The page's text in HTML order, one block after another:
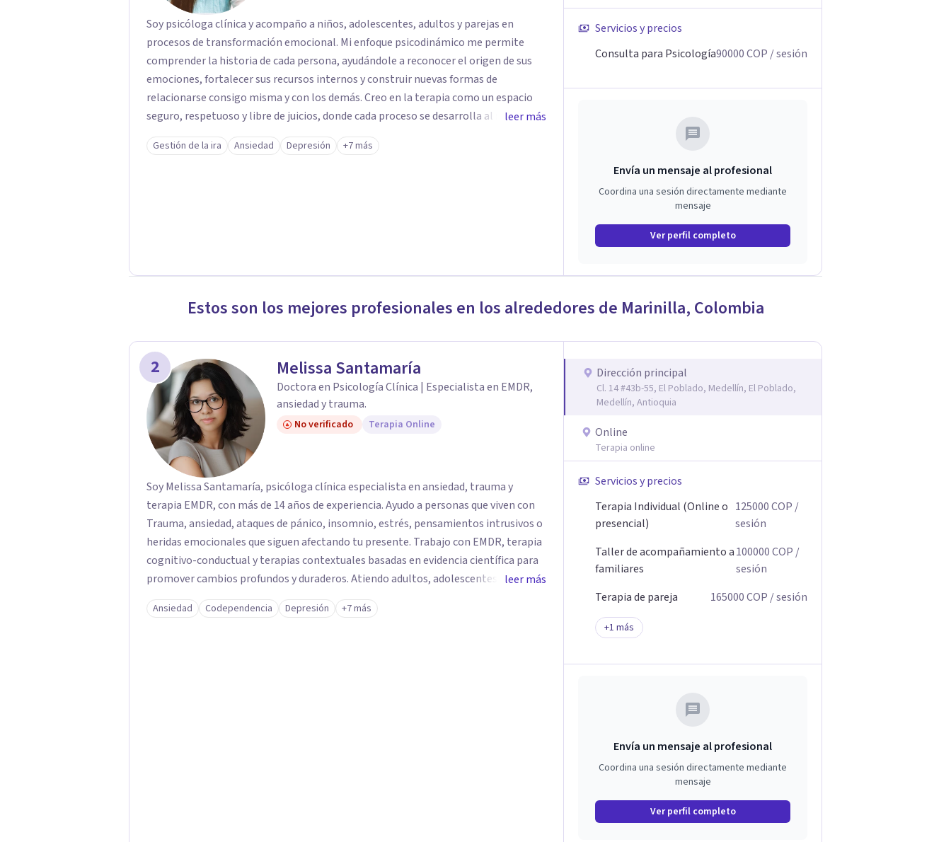
Soy psicóloga clínica y acompaño a niños, adolescentes, adultos y parejas en
procesos de transformación emocional. Mi enfoque psicodinámico me permite
comprender la historia de cada persona, ayudándole a reconocer el origen de sus
emociones, fortalecer sus recursos internos y construir nuevas formas de
relacionarse consigo misma y con los demás. Creo en la terapia como un espacio
seguro, respetuoso y libre de juicios, donde cada proceso se desarrolla al ritmo de
quien consulta. Mi propósito es acompañarte a navegar tus dificultades, encontrar
sentido a tu experiencia y favorecer un mayor bienestar emocional.
leer más
Gestión de la ira Ansiedad Depresión +7 más
Servicios y precios
Consulta para Psicología90000COP / sesión
Envía un mensaje al profesional
Coordina una sesión directamente mediante
mensaje
Ver perfil completo
Estos son los mejores profesionales en los alrededores de Marinilla, Colombia
2 Melissa Santamaría
Doctora en Psicología Clínica | Especialista en EMDR,
ansiedad y trauma.
No verificado Terapia Online
Soy Melissa Santamaría, psicóloga clínica especialista en ansiedad, trauma y
terapia EMDR, con más de 14 años de experiencia. Ayudo a personas que viven con
Trauma, ansiedad, ataques de pánico, insomnio, estrés, pensamientos intrusivos o
heridas emocionales que siguen afectando tu presente. Trabajo con EMDR, terapia
cognitivo-conductual y terapias contextuales basadas en evidencia científica para
promover cambios profundos y duraderos. Atiendo adultos, adolescentes, parejas y
familias de forma presencial en Medellín y online, en un espacio seguro, cercano y
profesional.
leer más
Ansiedad Codependencia Depresión +7 más
Dirección principal
Cl. 14 #43b-55, El Poblado, Medellín, El Poblado,
Medellín, Antioquia
Online
Terapia online
Servicios y precios
Terapia Individual (Online o
presencial)
125000COP /
sesión
Taller de acompañamiento a
familiares
100000COP /
sesión
Terapia de pareja
165000COP / sesión
+1 más
Envía un mensaje al profesional
Coordina una sesión directamente mediante
mensaje
Ver perfil completo